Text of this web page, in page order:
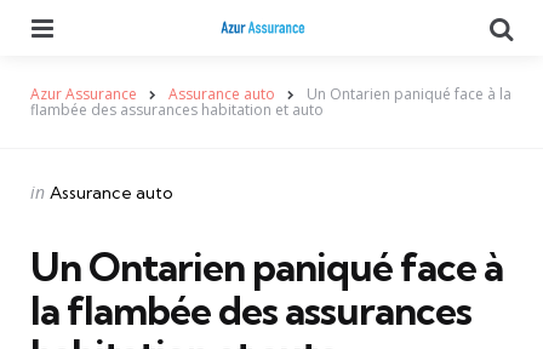
Azur Assurance Assurance auto Un Ontarien paniqué face à la
flambée des assurances habitation et auto
Categories
Posted
in Assurance auto
Un Ontarien paniqué face à
la flambée des assurances